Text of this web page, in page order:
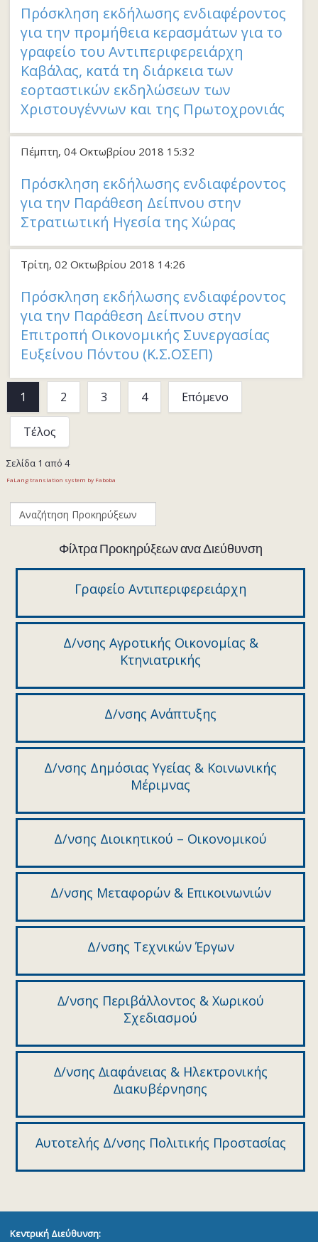
Πρόσκληση εκδήλωσης ενδιαφέροντος
για την προμήθεια κερασμάτων για το
γραφείο του Αντιπεριφερειάρχη
Καβάλας, κατά τη διάρκεια των
εορταστικών εκδηλώσεων των
Χριστουγέννων και της Πρωτοχρονιάς
Πέμπτη, 04 Οκτωβρίου 2018 15:32
Πρόσκληση εκδήλωσης ενδιαφέροντος
για την Παράθεση Δείπνου στην
Στρατιωτική Ηγεσία της Χώρας
Τρίτη, 02 Οκτωβρίου 2018 14:26
Πρόσκληση εκδήλωσης ενδιαφέροντος
για την Παράθεση Δείπνου στην
Επιτροπή Οικονομικής Συνεργασίας
Ευξείνου Πόντου (Κ.Σ.ΟΣΕΠ)
1 2 3 4 Επόμενο
Τέλος
Σελίδα 1 από 4
FaLang translation system by Faboba
Φίλτρα Προκηρύξεων ανα Διεύθυνση
Γραφείο Αντιπεριφερειάρχη
Δ/νσης Αγροτικής Οικονομίας &
Κτηνιατρικής
Δ/νσης Ανάπτυξης
Δ/νσης Δημόσιας Υγείας & Κοινωνικής
Μέριμνας
Δ/νσης Διοικητικού – Οικονομικού
Δ/νσης Μεταφορών & Επικοινωνιών
Δ/νσης Τεχνικών Έργων
∆/νσης Περιβάλλοντος & Χωρικού
Σχεδιασµού
∆/νσης ∆ιαφάνειας & Ηλεκτρονικής
∆ιακυβέρνησης
Αυτοτελής Δ/νσης Πολιτικής Προστασίας
Κεντρική Διεύθυνση: